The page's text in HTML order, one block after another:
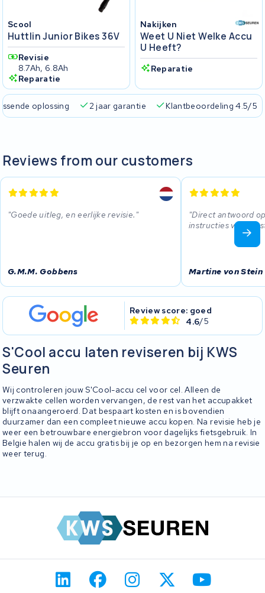
Scool
Huttlin Junior Bikes 36V
Revisie
8.7Ah, 6.8Ah
Reparatie
Nakijken
Weet U Niet Welke Accu
U Heeft?
Reparatie
oplossing 2 jaar garantie Klantbeoordeling 4.5/5
Reviews from our customers
Goede uitleg, en eerlijke revisie.
G.M.M. Gobbens
Direct antwoord
instructies voor
Martine von Stein
Review score: goed
4.6/5
S'Cool accu laten reviseren bij KWS
Seuren
Wij controleren jouw S'Cool-accu cel voor cel. Alleen de
verzwakte cellen worden vervangen, de rest van het accupakket
blijft onaangeroerd. Dat bespaart kosten en is bovendien
duurzamer dan een compleet nieuwe accu kopen. Na revisie heb je
weer een betrouwbare energiebron voor dagelijks fietsgebruik. In
Belgie halen wij de accu gratis bij je op en bezorgen hem na revisie
weer terug.